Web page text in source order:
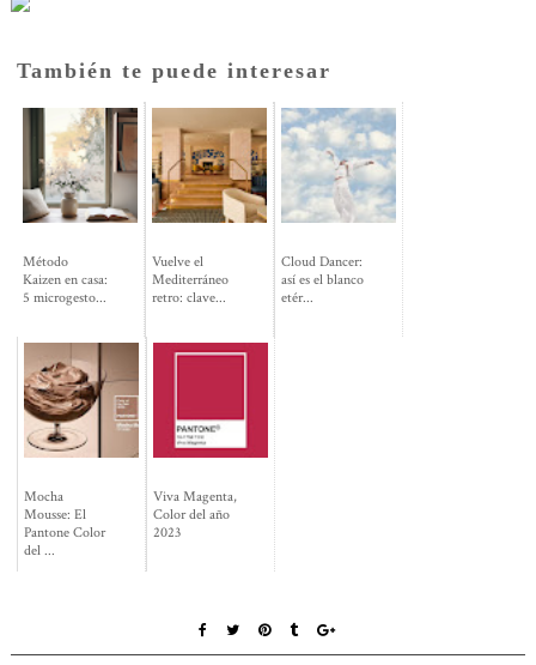
También te puede interesar
Método
Kaizen en casa:
5 microgesto...
Vuelve el
Mediterráneo
retro: clave...
Cloud Dancer:
así es el blanco
etér...
Mocha
Mousse: El
Pantone Color
del ...
Viva Magenta,
Color del año
2023